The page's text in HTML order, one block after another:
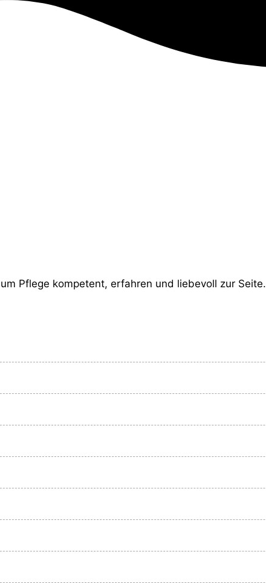
Pflege kompetent, erfahren und liebevoll zur Seite.